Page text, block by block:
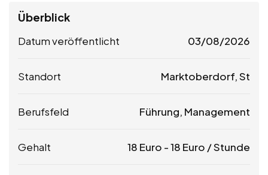
Überblick
Datum veröffentlicht 03/08/2026
Standort Marktoberdorf, St
Berufsfeld Führung, Management
Gehalt 18 Euro -18 Euro / Stunde